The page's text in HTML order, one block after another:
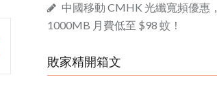
中國移動 CMHK 光纖寬頻優惠，
1000MB 月費低至 $98 蚊！
敗家精開箱文